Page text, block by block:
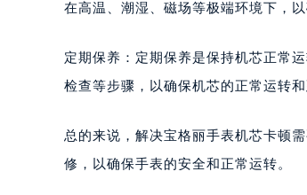
武汉市江汉区解放大
合肥市蜀山区潜山路
泉州市丰泽区宝洲路
烟台市芝罘区胜利路
长春市朝阳区西安大
在高温、潮湿、磁场等极端环境下，
定期保养：定期保养是保持机芯正常
检查等步骤，以确保机芯的正常运转
总的来说，解决宝格丽手表机芯卡顿
修，以确保手表的安全和正常运转。